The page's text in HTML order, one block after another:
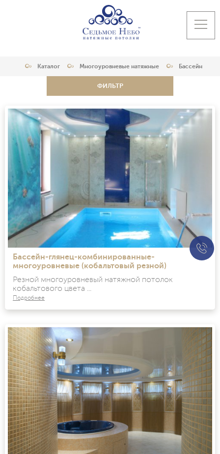
Каталог Многоуровневые натяжные Бассейн
ФИЛЬТР
Бассейн-глянец-комбинированные-
многоуровневые (кобальтовый резной)
Резной многоуровневый натяжной потолок
кобальтового цвета ...
Подробнее